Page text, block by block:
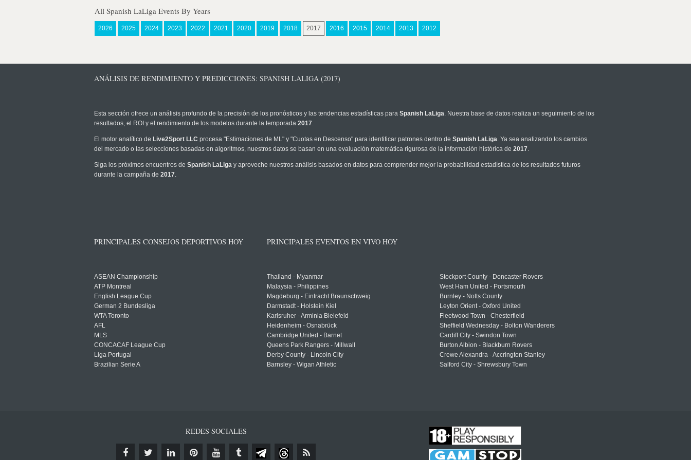
All Spanish LaLiga Events By Years
2026 2025 2024 2023 2022 2021 2020 2019 2018 2017 2016 2015 2014 2013 2012
ANÁLISIS DE RENDIMIENTO Y PREDICCIONES: SPANISH LALIGA (2017)
Esta sección ofrece un análisis profundo de la precisión de los pronósticos y las tendencias estadísticas para Spanish LaLiga. Nuestra base de datos realiza un seguimiento de los
resultados, el ROI y el rendimiento de los modelos durante la temporada 2017.
El motor analítico de Live2Sport LLC procesa "Estimaciones de ML" y "Cuotas en Descenso" para identificar patrones dentro de Spanish LaLiga. Ya sea analizando los cambios
del mercado o las selecciones basadas en algoritmos, nuestros datos se basan en una evaluación matemática rigurosa de la información histórica de 2017.
Siga los próximos encuentros de Spanish LaLiga y aproveche nuestros análisis basados en datos para comprender mejor la probabilidad estadística de los resultados futuros
durante la campaña de 2017.
PRINCIPALES CONSEJOS DEPORTIVOS HOY
ASEAN Championship
ATP Montreal
English League Cup
German 2 Bundesliga
WTA Toronto
AFL
MLS
CONCACAF League Cup
Liga Portugal
Brazilian Serie A
PRINCIPALES EVENTOS EN VIVO HOY
Thailand - Myanmar
Malaysia - Philippines
Magdeburg - Eintracht Braunschweig
Darmstadt - Holstein Kiel
Karlsruher - Arminia Bielefeld
Heidenheim - Osnabrück
Cambridge United - Barnet
Queens Park Rangers - Millwall
Derby County - Lincoln City
Barnsley - Wigan Athletic
Stockport County - Doncaster Rovers
West Ham United - Portsmouth
Burnley - Notts County
Leyton Orient - Oxford United
Fleetwood Town - Chesterfield
Sheffield Wednesday - Bolton Wanderers
Cardiff City - Swindon Town
Burton Albion - Blackburn Rovers
Crewe Alexandra - Accrington Stanley
Salford City - Shrewsbury Town
REDES SOCIALES